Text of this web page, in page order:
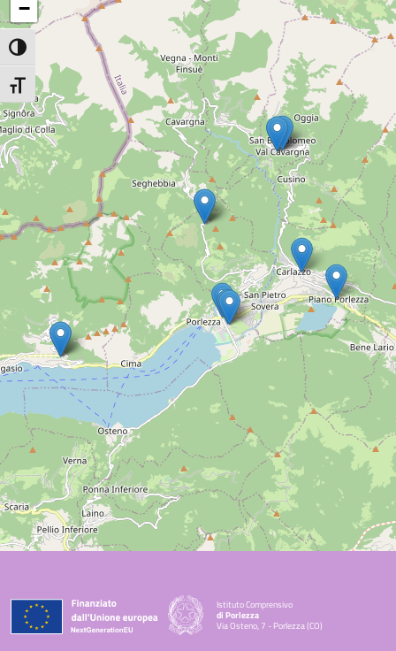
Attiva/disattiva alto contrasto
Attiva/disattiva dimensione testo
−
Istituto Comprensivo
di Porlezza
Via Osteno, 7 - Porlezza (CO)